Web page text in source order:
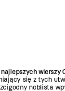
wierszy
się z tych
noblista